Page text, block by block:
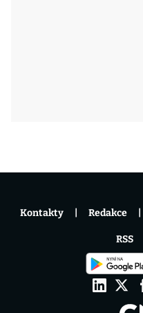
Kontakty Redakce
RSS